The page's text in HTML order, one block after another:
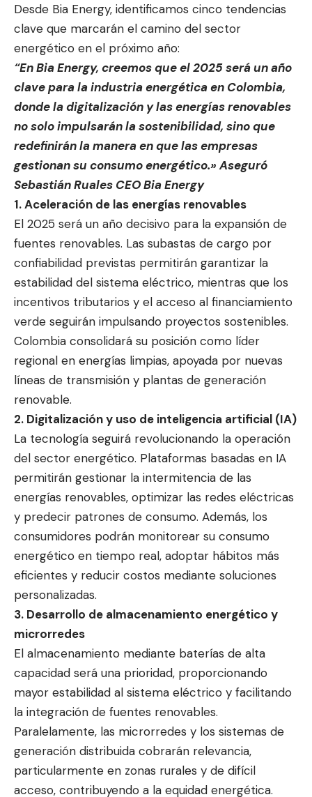
Desde Bia Energy, identificamos cinco tendencias
clave que marcarán el camino del sector
energético en el próximo año:
“En Bia Energy, creemos que el 2025 será un año
clave para la industria energética en Colombia,
donde la digitalización y las energías renovables
no solo impulsarán la sostenibilidad, sino que
redefinirán la manera en que las empresas
gestionan su consumo energético.» Aseguró
Sebastián Ruales CEO Bia Energy
1. Aceleración de las energías renovables
El 2025 será un año decisivo para la expansión de
fuentes renovables. Las subastas de cargo por
confiabilidad previstas permitirán garantizar la
estabilidad del sistema eléctrico, mientras que los
incentivos tributarios y el acceso al financiamiento
verde seguirán impulsando proyectos sostenibles.
Colombia consolidará su posición como líder
regional en energías limpias, apoyada por nuevas
líneas de transmisión y plantas de generación
renovable.
2. Digitalización y uso de inteligencia artificial (IA)
La tecnología seguirá revolucionando la operación
del sector energético. Plataformas basadas en IA
permitirán gestionar la intermitencia de las
energías renovables, optimizar las redes eléctricas
y predecir patrones de consumo. Además, los
consumidores podrán monitorear su consumo
energético en tiempo real, adoptar hábitos más
eficientes y reducir costos mediante soluciones
personalizadas.
3. Desarrollo de almacenamiento energético y
microrredes
El almacenamiento mediante baterías de alta
capacidad será una prioridad, proporcionando
mayor estabilidad al sistema eléctrico y facilitando
la integración de fuentes renovables.
Paralelamente, las microrredes y los sistemas de
generación distribuida cobrarán relevancia,
particularmente en zonas rurales y de difícil
acceso, contribuyendo a la equidad energética.